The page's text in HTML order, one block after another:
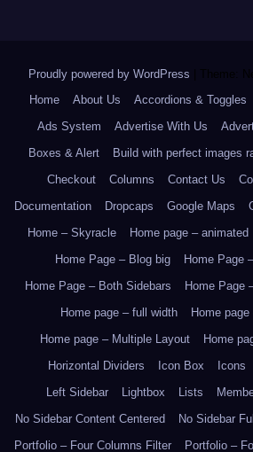
Proudly powered by WordPress Theme:
Home
About Us Accordions & Toggles
Ads System
Advertise With Us
Boxes & Alert
Build with perfect images
Checkout
Columns Contact Us
Documentation
Dropcaps Google Maps
Home – Skyracle
Home page – animated
Home Page – Blog big
Home Page
Home Page – Both Sidebars
Home Page
Home page – full width
Home
Home page – Multiple Layout
Home
Horizontal Dividers
Icon Box Icons
Left Sidebar
Lightbox Lists
No Sidebar Content Centered
No Sidebar
Portfolio – Four Columns Filter
Portfolio –